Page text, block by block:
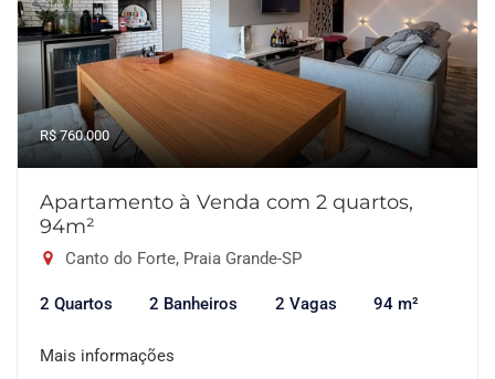
R$ 760.000
Apartamento à Venda com 2 quartos,
94m²
Canto do Forte, Praia Grande-SP
2 Quartos 2 Banheiros 2 Vagas 94 m²
Mais informações